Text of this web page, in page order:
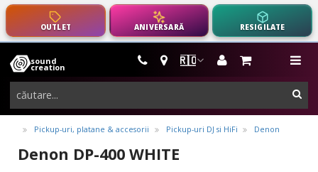
OUTLET ANIVERSARĂ RESIGILATE
🇷🇴
sound
creation
instrumente
muzicale,
echipamente
pro-
audio
Pickup-uri, platane & accesorii Pickup-uri DJ si HiFi Denon
Denon DP-400 WHITE